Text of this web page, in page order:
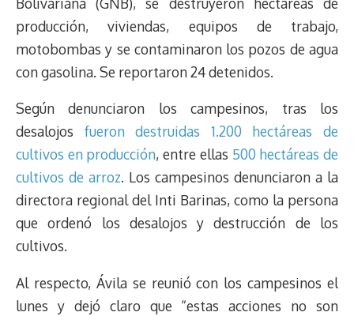
producción, viviendas, equipos de trabajo,
motobombas y se contaminaron los pozos de agua
con gasolina. Se reportaron 24 detenidos.
Según denunciaron los campesinos, tras los
desalojos fueron destruidas 1.200 hectáreas de
cultivos en producción, entre ellas 500 hectáreas de
cultivos de arroz. Los campesinos denunciaron a la
directora regional del Inti Barinas, como la persona
que ordenó los desalojos y destrucción de los
cultivos.
Al respecto, Ávila se reunió con los campesinos el
lunes y dejó claro que “estas acciones no son